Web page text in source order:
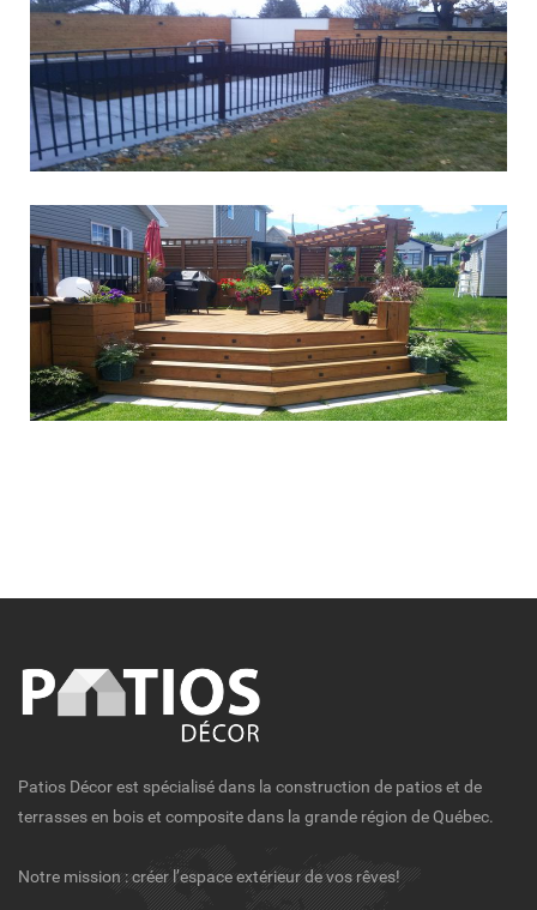
Patios Décor est spécialisé dans la construction de patios et de
terrasses en bois et composite dans la grande région de Québec.
Notre mission : créer l’espace extérieur de vos rêves!